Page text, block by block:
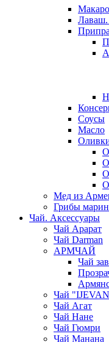
Соусы
Масло
Мед из
Грибы
Чай. Аксессуары
Чай Арарат
Чай Darman
АРМЧАЙ
Чай
Чай
Чай Агат
Чай Нане
Чай Гюмри
Чай Манана